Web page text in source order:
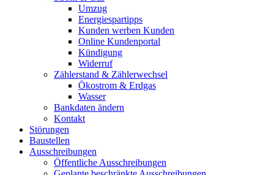
Umzug
Energiespartipps
Kunden werben Kunden
Online Kundenportal
Kündigung
Widerruf
Zählerstand & Zählerwechsel
Ökostrom & Erdgas
Wasser
Bankdaten ändern
Kontakt
Störungen
Baustellen
Ausschreibungen
Öffentliche Ausschreibungen